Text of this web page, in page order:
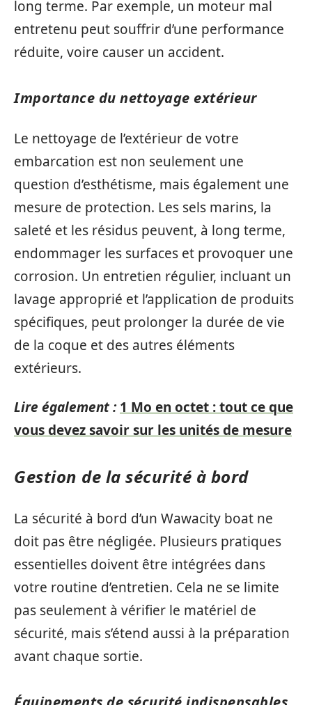
long terme. Par exemple, un moteur mal
entretenu peut souffrir d’une performance
réduite, voire causer un accident.
Importance du nettoyage extérieur
Le nettoyage de l’extérieur de votre
embarcation est non seulement une
question d’esthétisme, mais également une
mesure de protection. Les sels marins, la
saleté et les résidus peuvent, à long terme,
endommager les surfaces et provoquer une
corrosion. Un entretien régulier, incluant un
lavage approprié et l’application de produits
spécifiques, peut prolonger la durée de vie
de la coque et des autres éléments
extérieurs.
Lire également : 1 Mo en octet : tout ce que
vous devez savoir sur les unités de mesure
Gestion de la sécurité à bord
La sécurité à bord d’un Wawacity boat ne
doit pas être négligée. Plusieurs pratiques
essentielles doivent être intégrées dans
votre routine d’entretien. Cela ne se limite
pas seulement à vérifier le matériel de
sécurité, mais s’étend aussi à la préparation
avant chaque sortie.